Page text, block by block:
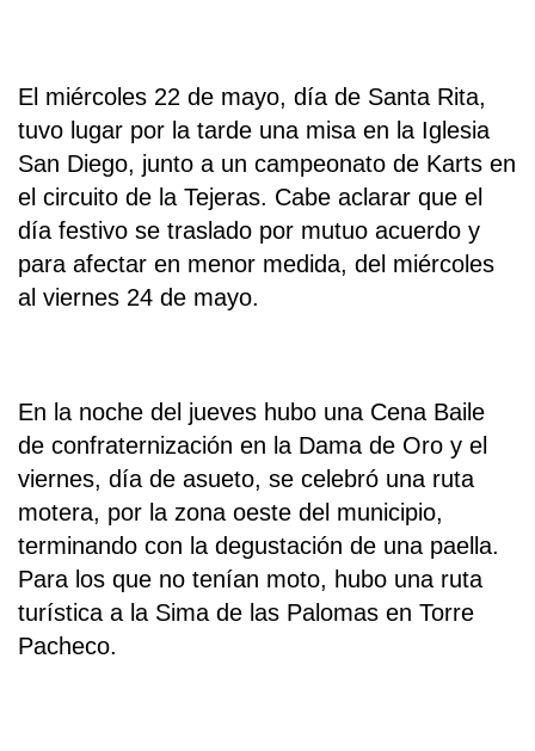
El miércoles 22 de mayo, día de Santa Rita,
tuvo lugar por la tarde una misa en la Iglesia
San Diego, junto a un campeonato de Karts en
el circuito de la Tejeras. Cabe aclarar que el
día festivo se traslado por mutuo acuerdo y
para afectar en menor medida, del miércoles
al viernes 24 de mayo.
En la noche del jueves hubo una Cena Baile
de confraternización en la Dama de Oro y el
viernes, día de asueto, se celebró una ruta
motera, por la zona oeste del municipio,
terminando con la degustación de una paella.
Para los que no tenían moto, hubo una ruta
turística a la Sima de las Palomas en Torre
Pacheco.